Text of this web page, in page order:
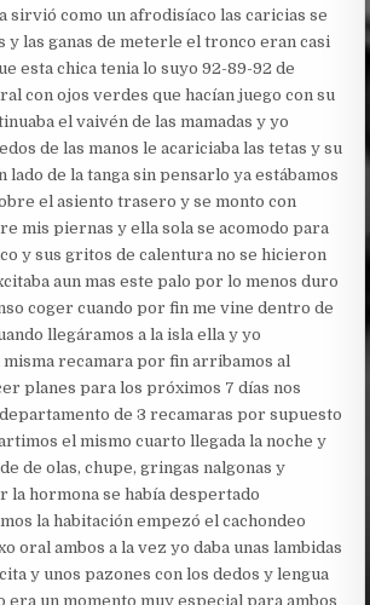
sirvió como un afrodisíaco las caricias se
y las ganas de meterle el tronco eran casi
esta chica tenia lo suyo 92-89-92 de
con ojos verdes que hacían juego con su
el vaivén de las mamadas y yo
de las manos le acariciaba las tetas y su
lado de la tanga sin pensarlo ya estábamos
el asiento trasero y se monto con
mis piernas y ella sola se acomodo para
y sus gritos de calentura no se hicieron
aun mas este palo por lo menos duro
coger cuando por fin me vine dentro de
llegáramos a la isla ella y yo
recamara por fin arribamos al
planes para los próximos 7 días nos
de 3 recamaras por supuesto
el mismo cuarto llegada la noche y
de olas, chupe, gringas nalgonas y
la hormona se había despertado
la habitación empezó el cachondeo
oral ambos a la vez yo daba unas lambidas
y unos pazones con los dedos y lengua
era un momento muy especial para ambos